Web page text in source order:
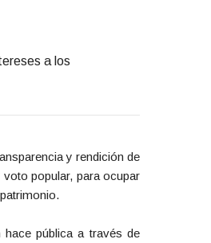
a los
y rendición de
popular, para ocupar
pública a través de